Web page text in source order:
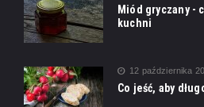
Miód gryczany -
kuchni
12 października
Co jeść, aby